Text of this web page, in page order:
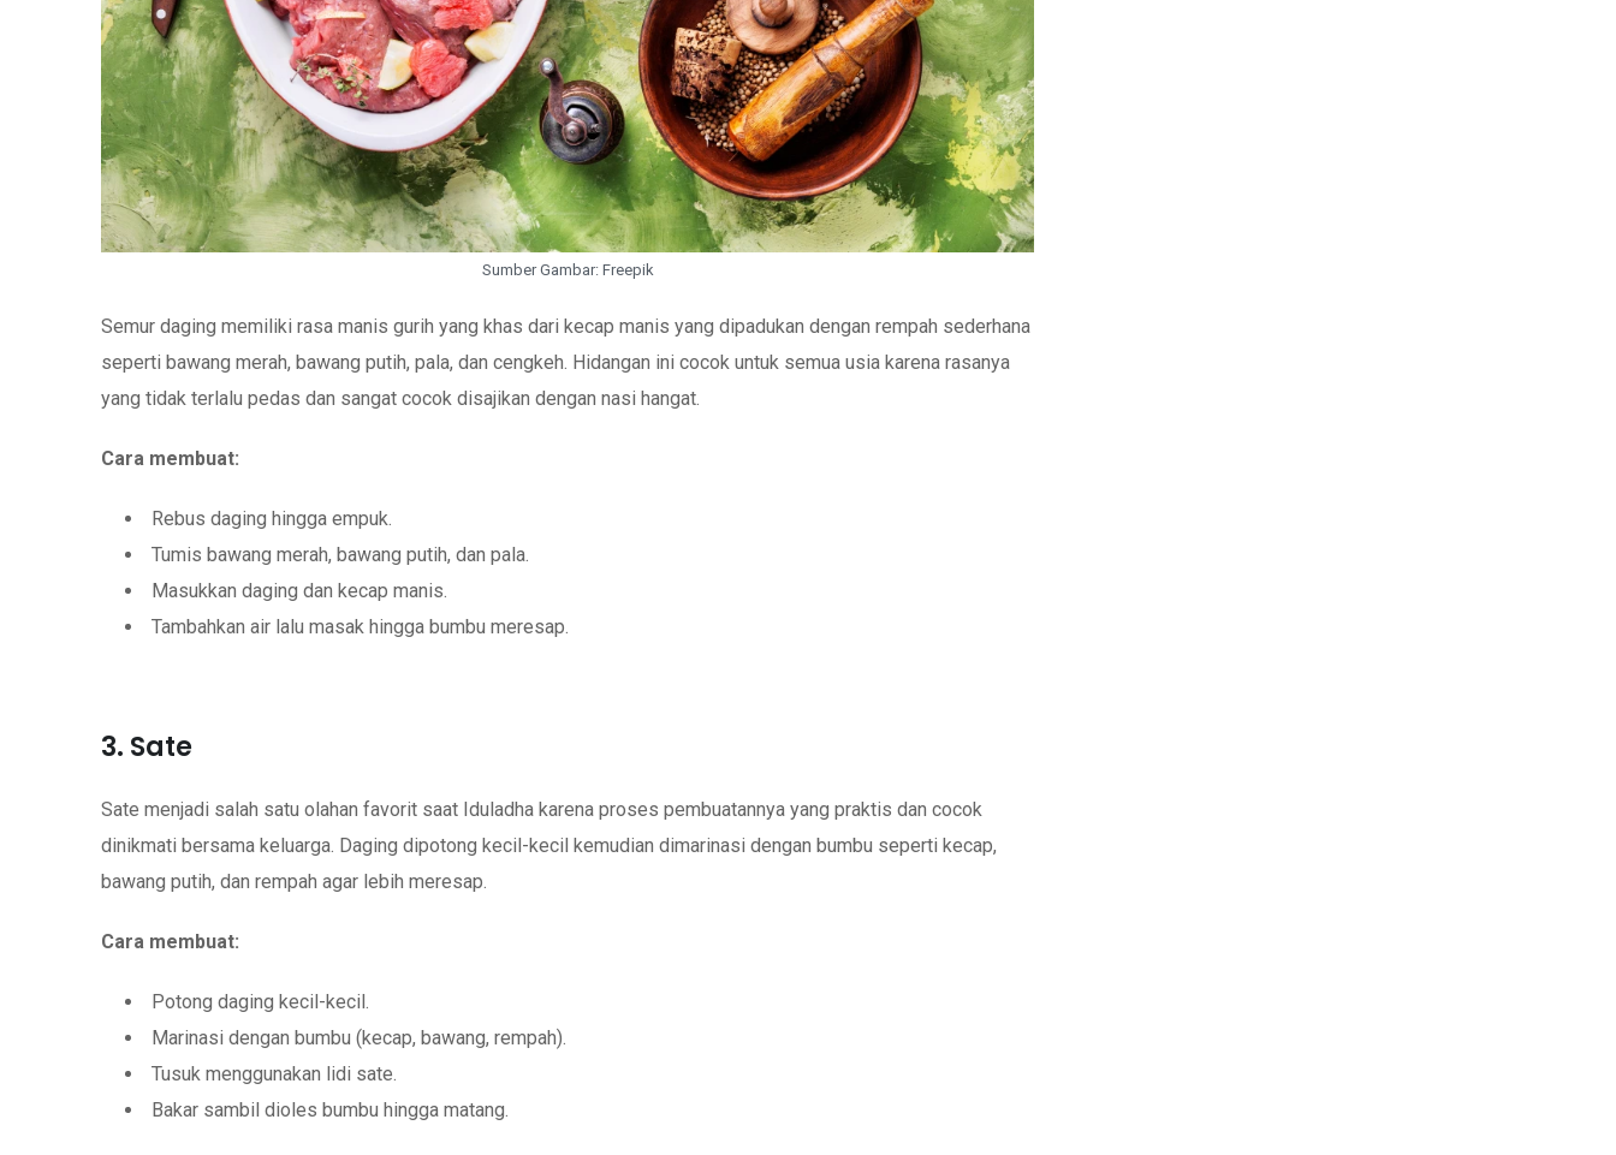
Sumber Gambar: Freepik
Semur daging memiliki rasa manis gurih yang khas dari kecap manis yang dipadukan dengan rempah sederhana
seperti bawang merah, bawang putih, pala, dan cengkeh. Hidangan ini cocok untuk semua usia karena rasanya
yang tidak terlalu pedas dan sangat cocok disajikan dengan nasi hangat.
Cara membuat:
Rebus daging hingga empuk.
Tumis bawang merah, bawang putih, dan pala.
Masukkan daging dan kecap manis.
Tambahkan air lalu masak hingga bumbu meresap.
3. Sate
Sate menjadi salah satu olahan favorit saat Iduladha karena proses pembuatannya yang praktis dan cocok
dinikmati bersama keluarga. Daging dipotong kecil-kecil kemudian dimarinasi dengan bumbu seperti kecap,
bawang putih, dan rempah agar lebih meresap.
Cara membuat:
Potong daging kecil-kecil.
Marinasi dengan bumbu (kecap, bawang, rempah).
Tusuk menggunakan lidi sate.
Bakar sambil dioles bumbu hingga matang.